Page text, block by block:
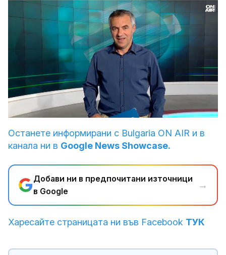
Unmute
Останете информирани с Bulgaria ON AIR и в
канала ни в Google News Showcase.
Добави ни в предпочитани източници
в Google
→
Харесайте страницата ни във Facebook ТУК